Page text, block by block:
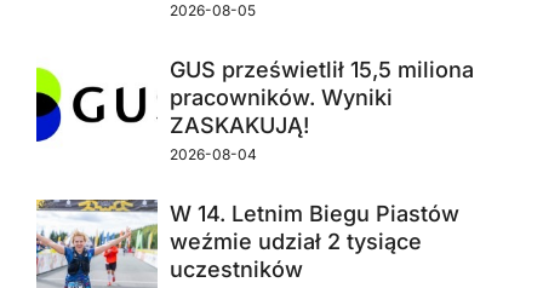
2026-08-05
GUS prześwietlił 15,5 miliona
pracowników. Wyniki
ZASKAKUJĄ!
2026-08-04
W 14. Letnim Biegu Piastów
weźmie udział 2 tysiące
uczestników